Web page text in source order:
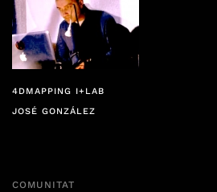
4DMAPPING I+LAB
JOSÉ GONZÁLEZ
COMUNITAT